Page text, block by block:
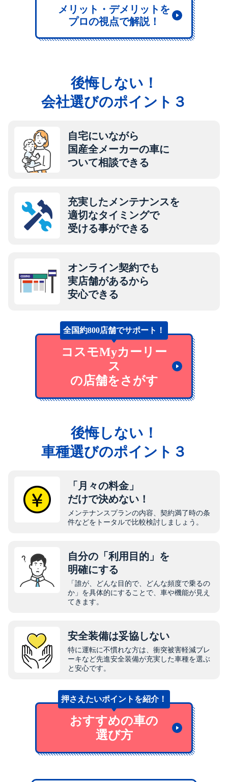
メリット・デメリットを
プロの視点で解説！
後悔しない！
会社選びのポイント３
自宅にいながら
国産全メーカーの車に
ついて相談できる
充実したメンテナンスを
適切なタイミングで
受ける事ができる
オンライン契約でも
実店舗があるから
安心できる
全国約800店舗でサポート！
コスモMyカーリー
ス
の店舗をさがす
後悔しない！
車種選びのポイント３
「月々の料金」
だけで決めない！
メンテナンスプランの内容、契約満了時の条
件などをトータルで比較検討しましょう。
自分の「利用目的」を
明確にする
「誰が、どんな目的で、どんな頻度で乗るの
か」を具体的にすることで、車や機能が見え
てきます。
安全装備は妥協しない
特に運転に不慣れな方は、衝突被害軽減ブレ
ーキなど先進安全装備が充実した車種を選ぶ
と安心です。
押さえたいポイントを紹介！
おすすめの車の
選び方